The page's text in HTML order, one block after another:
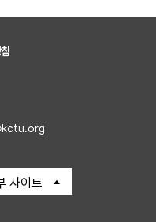
사이트